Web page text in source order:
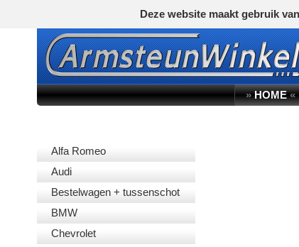
»HOME«
Alfa Romeo
Audi
Bestelwagen + tussenschot
BMW
Chevrolet
Deze website maakt gebruik